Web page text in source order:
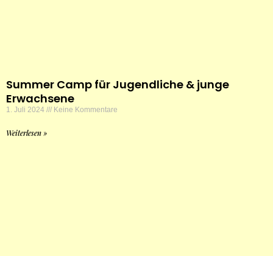
Summer Camp für Jugendliche & junge
Erwachsene
1. Juli 2024 Keine Kommentare
Weiterlesen »